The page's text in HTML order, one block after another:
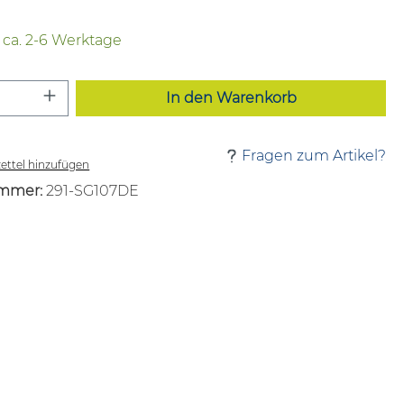
2-6 Werktage
Anzahl: Gib den gewünschten Wert
In den Warenkorb
hinzufügen
Fragen zum Artikel?
291-SG107DE